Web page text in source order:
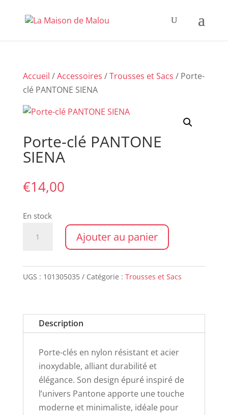
Accueil /Accessoires /Trousses et Sacs / Porte-
clé PANTONE SIENA
Porte-clé PANTONE
SIENA
€14,00
En stock
clé
Ajouter au panier
UGS : 101305035 Catégorie : Trousses et Sacs
Description
Porte-clés en nylon résistant et acier
inoxydable, alliant durabilité et
élégance. Son design épuré inspiré de
l’univers Pantone apporte une touche
moderne et minimaliste, idéale pour